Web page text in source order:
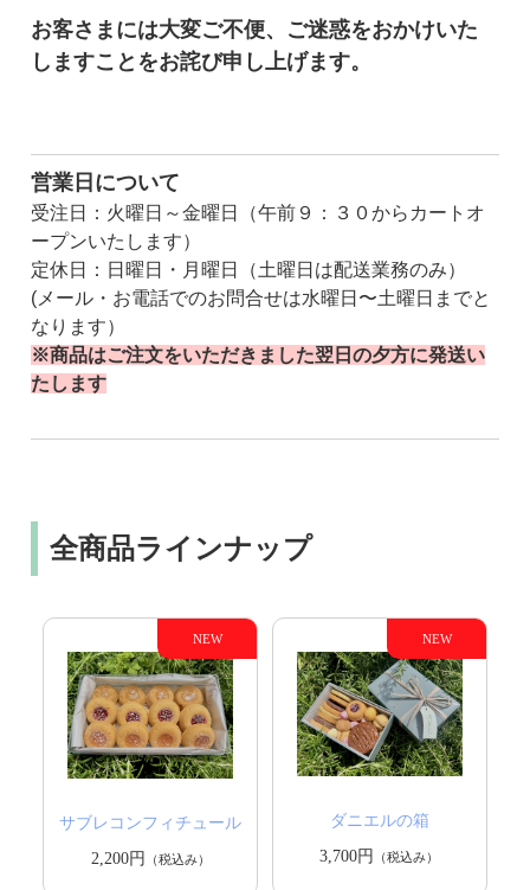
お客さまには大変ご不便、ご迷惑をおかけいた
しますことをお詫び申し上げます。
営業日について
受注日： 火曜日～金曜日（午前９：３０からカートオ
ープンいたします）
定休日：日曜日・月曜日（土曜日は配送業務のみ）
(メール・お電話でのお問合せは水曜日〜土曜日までと
なります）
※商品はご注文をいただきました翌日の夕方に発送い
たします
全商品ラインナップ
サブレコンフィチュール
2,200円
（税込み）
ダニエルの箱
3,700円
（税込み）